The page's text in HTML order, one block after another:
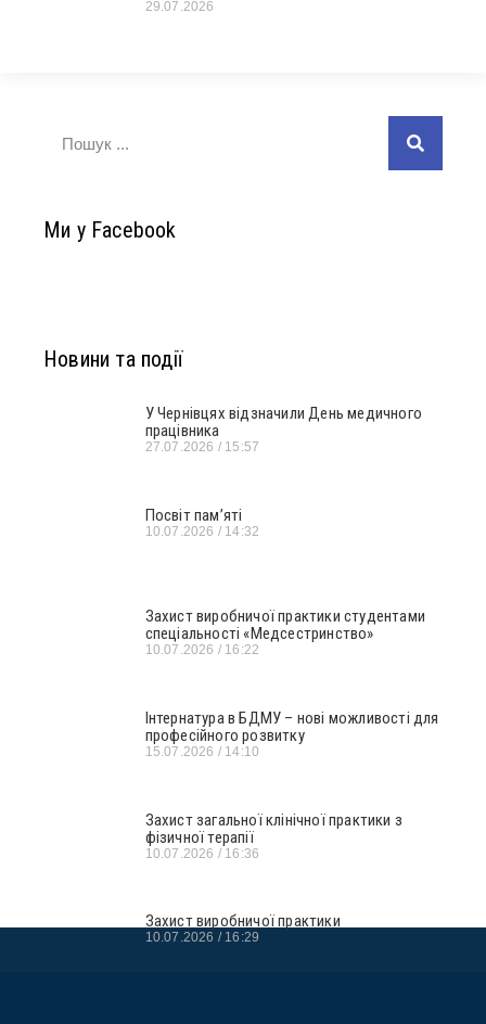
29.07.2026
Ми у Facebook
Новини та події
У Чернівцях відзначили День медичного
працівника
27.07.2026 15:57
Посвіт пам’яті
10.07.2026 14:32
Захист виробничої практики студентами
спеціальності «Медсестринство»
10.07.2026 16:22
Інтернатура в БДМУ – нові можливості для
професійного розвитку
15.07.2026 14:10
Захист загальної клінічної практики з
фізичної терапії
10.07.2026 16:36
Захист виробничої практики
10.07.2026 16:29